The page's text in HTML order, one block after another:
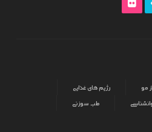
مو
رژیم های غذایی
طب سوزنی